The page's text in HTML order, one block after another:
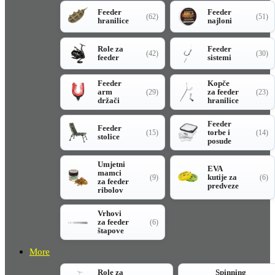
Feeder
hranilice
(62)
Feeder
najloni
(51)
Role za
feeder
(42)
Feeder
sistemi
(30)
Feeder
arm
držači
(29)
Kopče
za feeder
hranilice
(23)
Feeder
stolice
(15)
Feeder
torbe i
posude
(14)
Umjetni
mamci
za feeder
ribolov
(9)
EVA
kutije za
predveze
(6)
Vrhovi
za feeder
štapove
(6)
More
Role za
Spinning